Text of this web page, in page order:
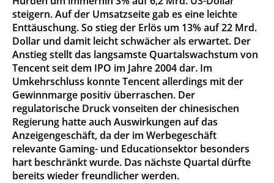
steigern. Auf der Umsatzseite gab es eine leichte
Enttäuschung. So stieg der Erlös um 13% auf 22 Mrd.
Dollar und damit leicht schwächer als erwartet. Der
Anstieg stellt das langsamste Quartalswachstum von
Tencent seit dem IPO im Jahre 2004 dar. Im
Umkehrschluss konnte Tencent allerdings mit der
Gewinnmarge positiv überraschen. Der
regulatorische Druck vonseiten der chinesischen
Regierung hatte auch Auswirkungen auf das
Anzeigengeschäft, da der im Werbegeschäft
relevante Gaming- und Educationsektor besonders
hart beschränkt wurde. Das nächste Quartal dürfte
bereits wieder freundlicher werden.